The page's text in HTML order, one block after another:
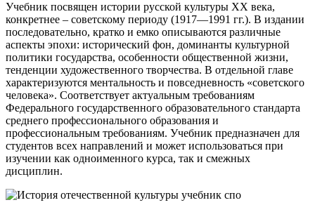
Учебник посвящен истории русской культуры ХХ века,
конкретнее – советскому периоду (1917—1991 гг.). В издании
последовательно, кратко и емко описываются различные
аспекты эпохи: исторический фон, доминанты культурной
политики государства, особенности общественной жизни,
тенденции художественного творчества. В отдельной главе
характеризуются ментальность и повседневность «советского
человека». Соответствует актуальным требованиям
Федерального государственного образовательного стандарта
среднего профессионального образования и
профессиональным требованиям. Учебник предназначен для
студентов всех направлений и может использоваться при
изучении как одноименного курса, так и смежных
дисциплин.